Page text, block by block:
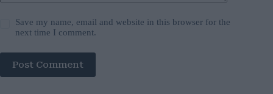
Save my name, email and website in this browser for the
next time I comment.
Post Comment